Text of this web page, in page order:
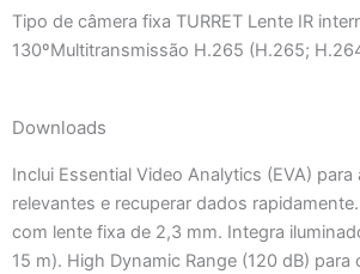
Tipo de câmera fixa TURRET Lente IR
130ºMultitransmissão H.265 (H.265;
Downloads
Inclui Essential Video Analytics (EVA) para
relevantes e recuperar dados
com lente fixa de 2,3 mm. Integra
15 m). High Dynamic Range (120 dB) para